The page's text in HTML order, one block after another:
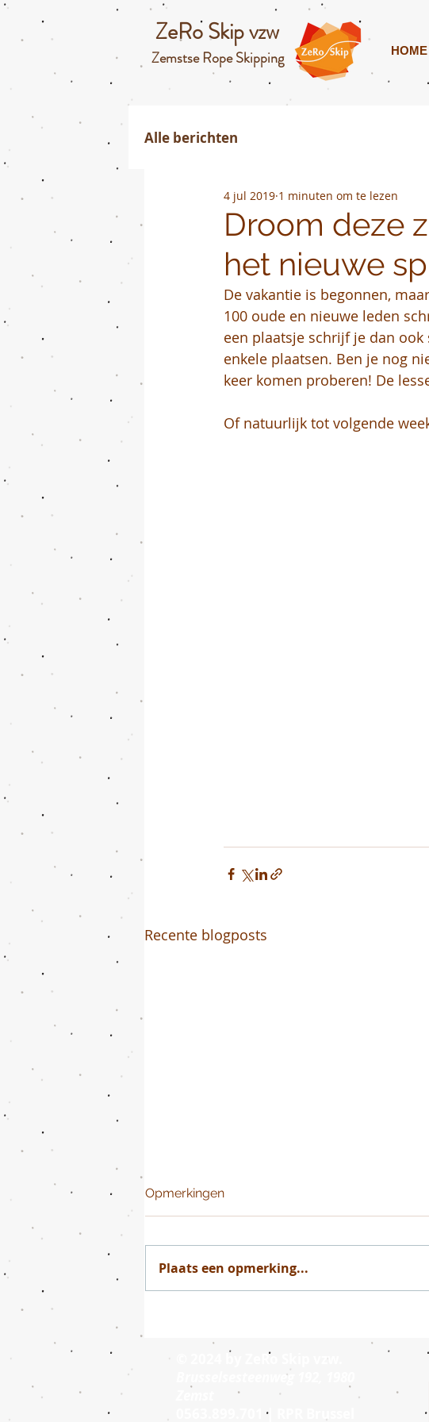
ZeRo Skip vzw
Zemstse Rope Skipping HOME
Alle berichten
Droom deze
het nieuwe
4 jul 2019 1 minuten om te lezen
De vakantie is begonnen,
100 oude en nieuwe leden
een plaatsje schrijf je dan
enkele plaatsen. Ben je nog
keer komen proberen! De
Of natuurlijk tot volgende
Recente blogposts
Uurrooster 2026-2027
Opmerkingen
Plaats een opmerking...
ZeRo Skip vzw
Brusselsesteenweg 192, 1980
0563.899.701 | RPR Brussel